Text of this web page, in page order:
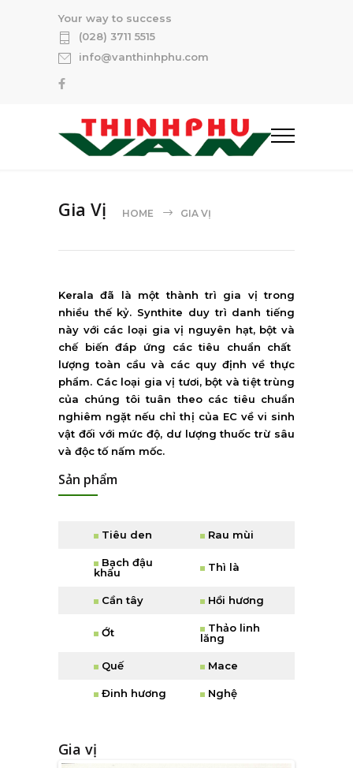
Your way to success
(028) 3711 5515
info@vanthinhphu.com
Gia Vị HOME GIA VỊ
Kerala đã là một thành trì gia vị trong
nhiều thếkỷ. Synthite duy trì danh tiếng
này với các loại gia vị nguyên hạt, bột và
chếbiếnđáp ứng các tiêu chuẩn chất
lượng toàn cầu và các quy định về thực
phẩm. Các loại gia vị tươi, bột và tiệt trùng
của chúng tôi tuân theo các tiêu chuẩn
nghiêm ngặt nếu chỉ thị của EC vềvi sinh
vật đối với mứcđộ, dưlượng thuốc trừ sâu
và độc tốnấm mốc.
Sản phẩm
Tiêu den Rau mùi
Bạch đậu
khấu
Thì là
Cần tây Hồi hương
Ớt
Thảo linh
lăng
Quế Mace
Đinh hương Nghệ
Gia vị